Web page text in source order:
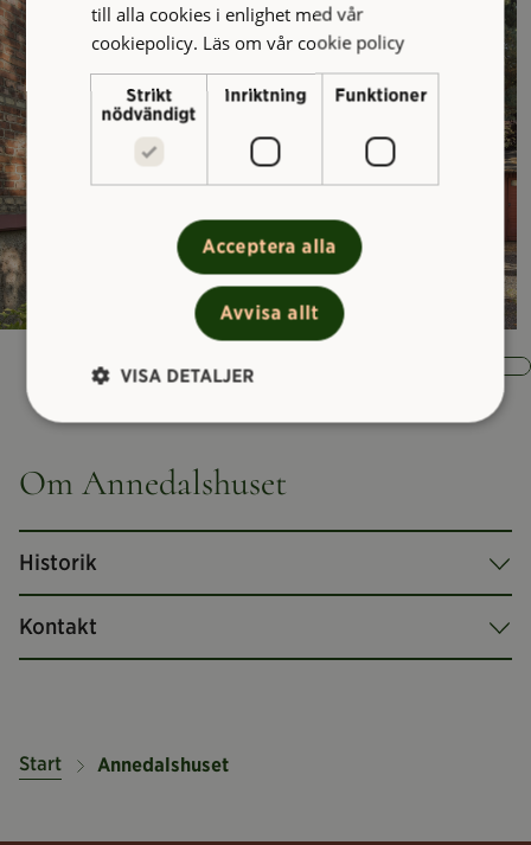
Om Annedalshuset
Historik
Kontakt
Start Annedalshuset
till alla cookies i enlighet med vår
cookiepolicy. Läs om vår cookie policy
Strikt
nödvändigt
Inriktning Funktioner
Acceptera alla
Avvisa allt
VISA DETALJER